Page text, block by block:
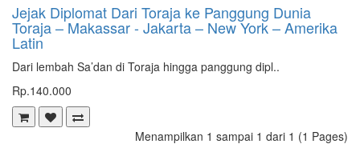
Jejak Diplomat Dari Toraja ke Panggung Dunia
Toraja – Makassar - Jakarta – New York – Amerika
Latin
Dari lembah Sa’dan di Toraja hingga panggung dipl..
Rp.140.000
Menampilkan 1 sampai 1 dari 1 (1 Pages)